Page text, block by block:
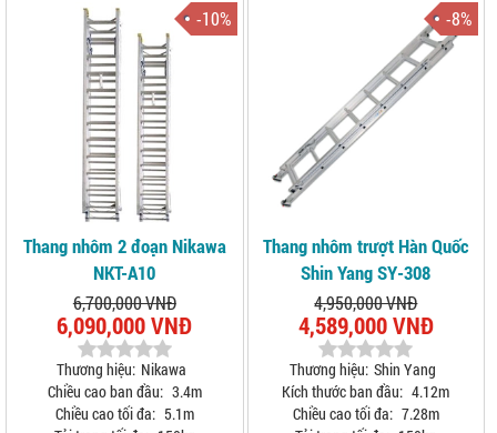
-10%
Thang nhôm 2 đoạn Nikawa
NKT-A10
6,700,000 VNĐ
6,090,000 VNĐ
Thương hiệu: Nikawa
Chiều cao ban đầu: 3.4m
Chiều cao tối đa: 5.1m
-8%
Thang nhôm trượt Hàn Quốc
Shin Yang SY-308
4,950,000 VNĐ
4,589,000 VNĐ
Thương hiệu: Shin Yang
Kích thước ban đầu: 4.12m
Chiều cao tối đa: 7.28m